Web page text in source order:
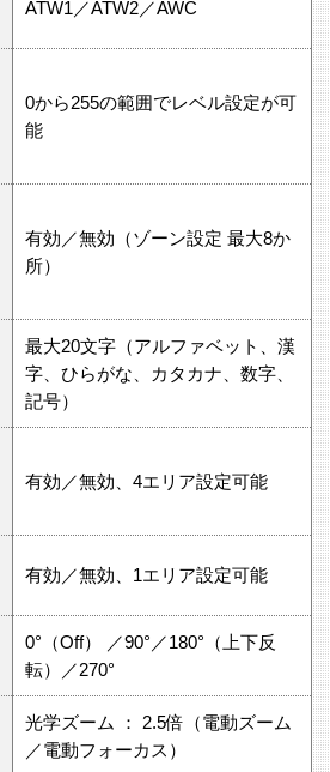
ATW1／ATW2／AWC
0から255の範囲でレベル設定が可
能
有効／無効（ゾーン設定 最大8か
所）
最大20文字（アルファベット、漢
字、ひらがな、カタカナ、数字、
記号）
有効／無効、4エリア設定可能
有効／無効、1エリア設定可能
0°（Off） ／90°／180°（上下反
転）／270°
光学ズーム ： 2.5倍（電動ズーム
／電動フォーカス）